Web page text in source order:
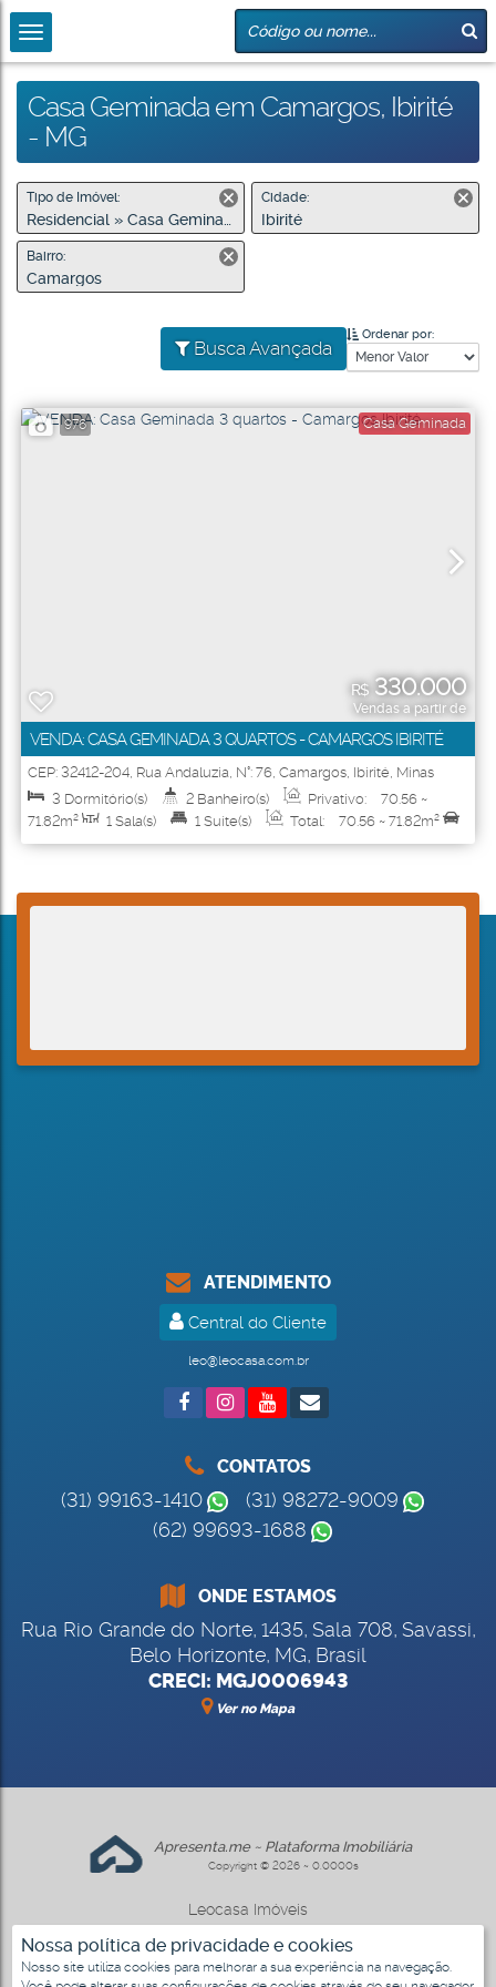
Nossa política de privacidade e cookies
Nosso site utiliza cookies para melhorar a sua experiência na navegação.
Casa Geminada em Camargos, Ibirité
- MG
Tipo de Imóvel:
Residencial » Casa Geminada
Cidade:
Ibirité
Bairro:
Camargos
Busca Avançada
Ordenar por:
976 Casa Geminada
R$330.000
Vendas a partir de
VENDA: CASA GEMINADA 3 QUARTOS - CAMARGOS IBIRITÉ
CEP: 32412-204, Rua Andaluzia, N°: 76, Camargos, Ibirité, Minas
Gerais
3 Dormitório(s) 2 Banheiro(s) Privativo: 70.56 ~
71.82m² 1 Sala(s) 1 Suíte(s) Total: 70.56 ~ 71.82m²
1 Vaga(s) Útil: 70.56~ 71.82m²
ATENDIMENTO
Central do Cliente
leo@leocasa.com.br
CONTATOS
(31) 99163-1410
(31) 98272-9009
(62) 99693-1688
ONDE ESTAMOS
Rua Rio Grande do Norte, 1435, Sala 708, Savassi,
Belo Horizonte, MG, Brasil
CRECI: MGJ0006943
Ver no Mapa
Apresenta.me ~ Plataforma Imobiliária
Copyright © 2026 ~ 0.0000s
Leocasa Imóveis